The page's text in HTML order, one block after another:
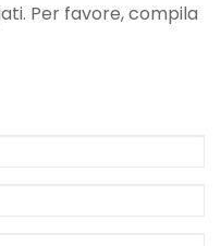
Per favore, compila